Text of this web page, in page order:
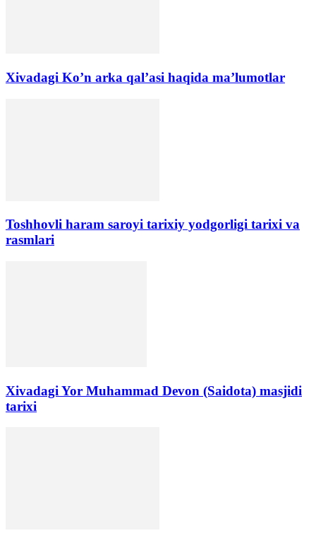
Xivadagi Ko’n arka qal’asi haqida ma’lumotlar
Toshhovli haram saroyi tarixiy yodgorligi tarixi va
rasmlari
Xivadagi Yor Muhammad Devon (Saidota) masjidi
tarixi